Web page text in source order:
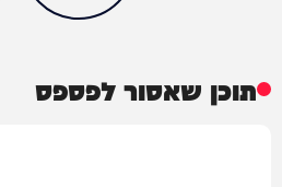
תוכן שאסור לפספס